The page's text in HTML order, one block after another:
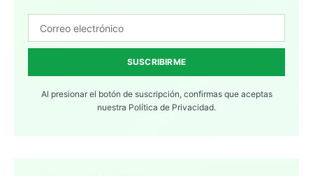
SUSCRIBIRME
Al presionar el botón de suscripción, confirmas que aceptas
nuestra Política de Privacidad.